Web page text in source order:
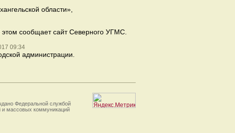
области»,
сообщает сайт Северного УГМС.
09:34
администрации.
Федеральной службой
и массовых коммуникаций